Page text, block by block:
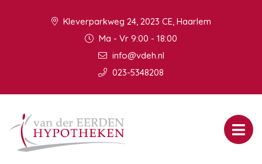
Kleverparkweg 24, 2023 CE, Haarlem
Ma - Vr 9:00 - 18:00
info@vdeh.nl
023-5348208